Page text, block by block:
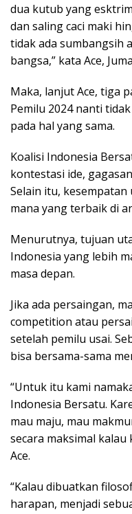
dua kutub yang
dan saling caci maki
tidak ada sumbangsih
bangsa,” kata Ace,
Maka, lanjut Ace, tiga
Pemilu 2024 nanti
pada hal yang sama.
Koalisi Indonesia
kontestasi ide,
Selain itu,
mana yang terbaik di
Menurutnya, tujuan
Indonesia yang lebih
masa depan.
Jika ada persaingan,
competition atau
setelah pemilu usai.
bisa bersama-sama
“Untuk itu kami
Indonesia Bersatu.
mau maju, mau
secara maksimal
Ace.
“Kalau dibuatkan
harapan, menjadi